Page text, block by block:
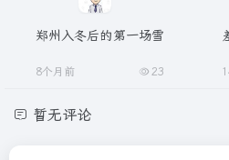
郑州入冬后的第一场雪
8个月前 23
暂无评论